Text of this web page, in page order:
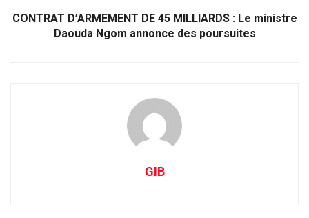
CONTRAT D’ARMEMENT DE 45 MILLIARDS : Le ministre
Daouda Ngom annonce des poursuites
GIB